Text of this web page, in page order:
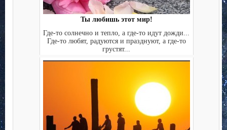
Ты любишь этот мир!
Где-то солнечно и тепло, а где-то идут дожди...
Где-то любят, радуются и празднуют, а где-то
грустят...